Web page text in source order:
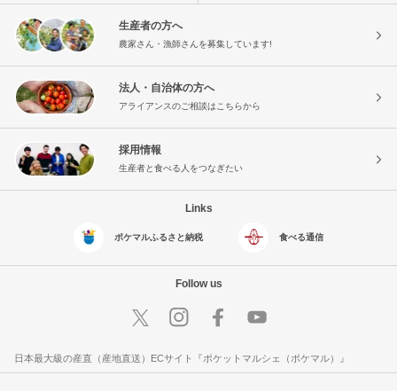
生産者の方へ
農家さん・漁師さんを募集しています!
法人・自治体の方へ
アライアンスのご相談はこちらから
採用情報
生産者と食べる人をつなぎたい
Links
ポケマルふるさと納税 食べる通信
Follow us
日本最大級の産直（産地直送）ECサイト『ポケットマルシェ（ポケマル）』